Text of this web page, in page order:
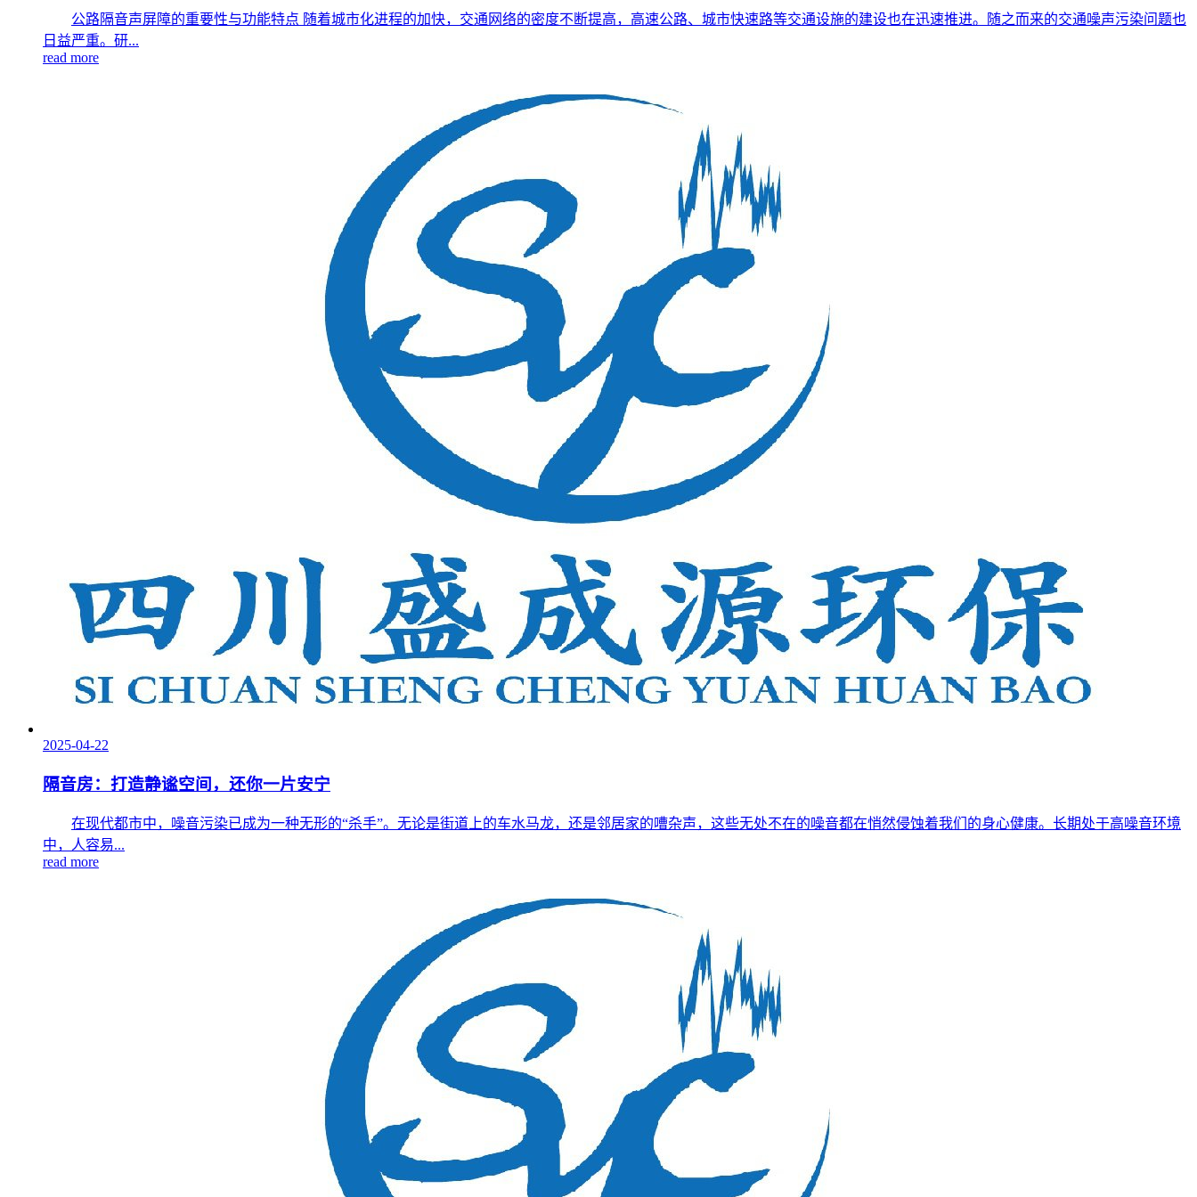
公路隔音声屏障的重要性与功能特点 随着城市化进程的加快，交通网络的密度不断提高，高速公路、城市快速路等交通设施的建设也在迅速推进。随之而来的交通噪声污染问题也
日益严重。研...
read more
2025-04-22
隔音房：打造静谧空间，还你一片安宁
在现代都市中，噪音污染已成为一种无形的“杀手”。无论是街道上的车水马龙，还是邻居家的嘈杂声，这些无处不在的噪音都在悄然侵蚀着我们的身心健康。长期处于高噪音环境
中，人容易...
read more